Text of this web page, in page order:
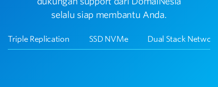
selalu siap membantu Anda.
Triple Replication SSD NVMe Dual Stack